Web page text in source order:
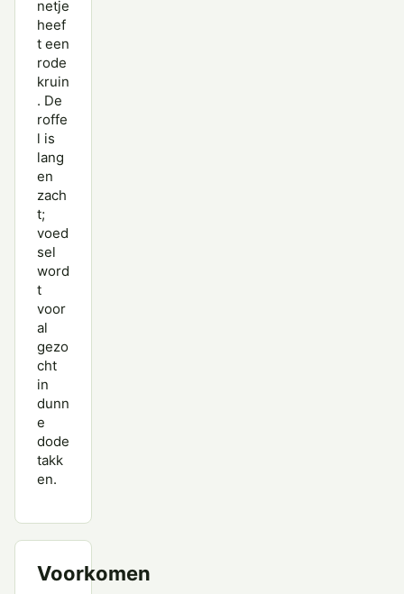
netje
heef
t een
rode
kruin
. De
roffe
l is
lang
en
zach
t;
voed
sel
word
t
voor
al
gezo
cht
in
dunn
e
dode
takk
en.
Voorkomen